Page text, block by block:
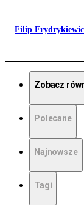
Filip
Zobacz
Polecane
Najnowsze
Tagi